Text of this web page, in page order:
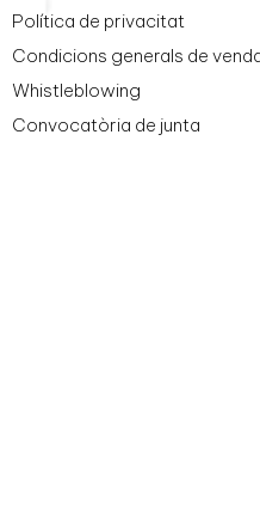
Política de privacitat
Condicions generals de
Whistleblowing
Convocatòria de junta